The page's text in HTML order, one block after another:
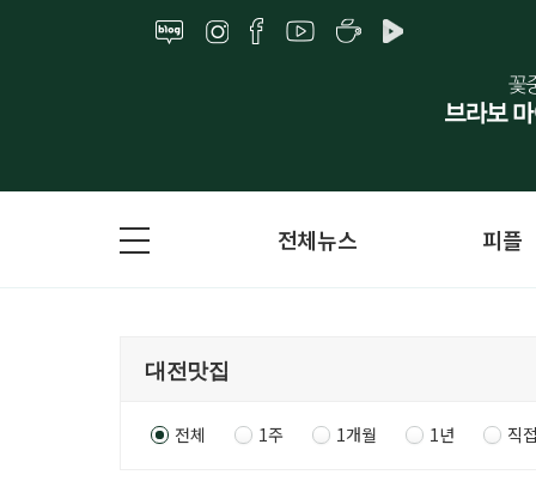
전체뉴스 피플
전체 1주 1개월 1년 직